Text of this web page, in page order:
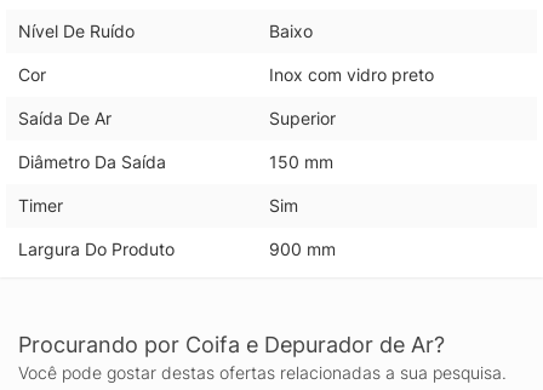
Nível De Ruído Baixo
Cor Inox com vidro preto
Saída De Ar Superior
Diâmetro Da Saída 150 mm
Timer Sim
Largura Do Produto 900 mm
Procurando por Coifa e Depurador de Ar?
Você pode gostar destas ofertas relacionadas a sua pesquisa.